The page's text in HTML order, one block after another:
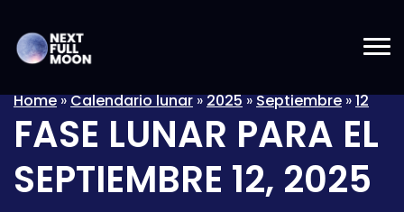
Home»Calendario lunar»2025»Septiembre»12
FASE LUNAR PARA EL
SEPTIEMBRE 12, 2025